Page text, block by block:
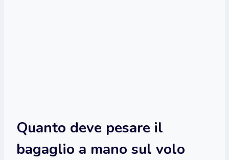
Quanto deve pesare il
bagaglio a mano sul volo